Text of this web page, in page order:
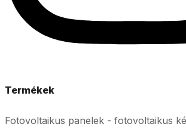
Termékek
Fotovoltaikus panelek - fotovoltaikus